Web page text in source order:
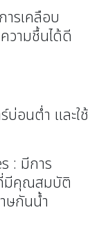
ารเคลือบ
วามชื้นได้ดี
อนต่ำ และใช้
: มีการ
มีคุณสมบัติ
ษกันน้ำ